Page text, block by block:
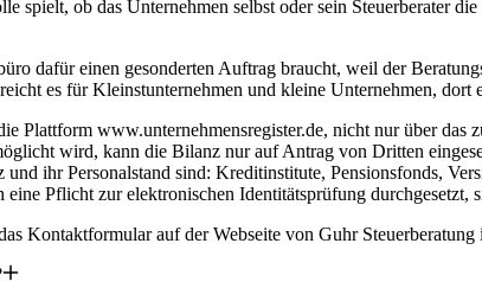
spielt, ob das Unternehmen selbst oder sein Steuerberater
dafür einen gesonderten Auftrag braucht, weil der
es für Kleinstunternehmen und kleine Unternehmen,
Plattform www.unternehmensregister.de, nicht nur über
wird, kann die Bilanz nur auf Antrag von Dritten
ihr Personalstand sind: Kreditinstitute, Pensionsfonds,
Pflicht zur elektronischen Identitätsprüfung
Kontaktformular auf der Webseite von Guhr